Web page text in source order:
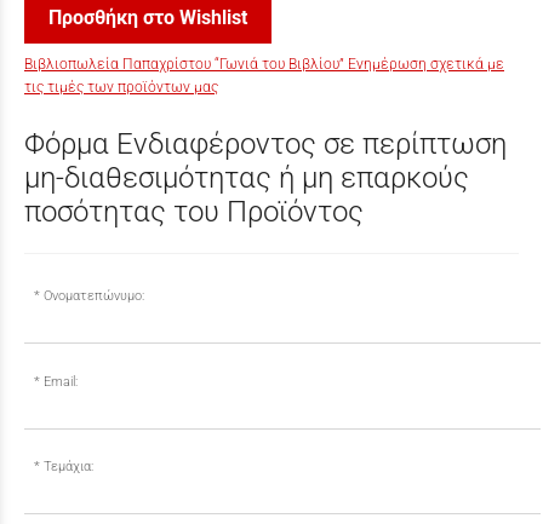
Προσθήκη στο Wishlist
Βιβλιοπωλεία Παπαχρίστου “Γωνιά του Βιβλίου” Ενημέρωση σχετικά με
τις τιμές των προϊόντων μας
Φόρμα Ενδιαφέροντος σε περίπτωση
μη-διαθεσιμότητας ή μη επαρκούς
ποσότητας του Προϊόντος
Ονοματεπώνυμο:
Email:
Τεμάχια: